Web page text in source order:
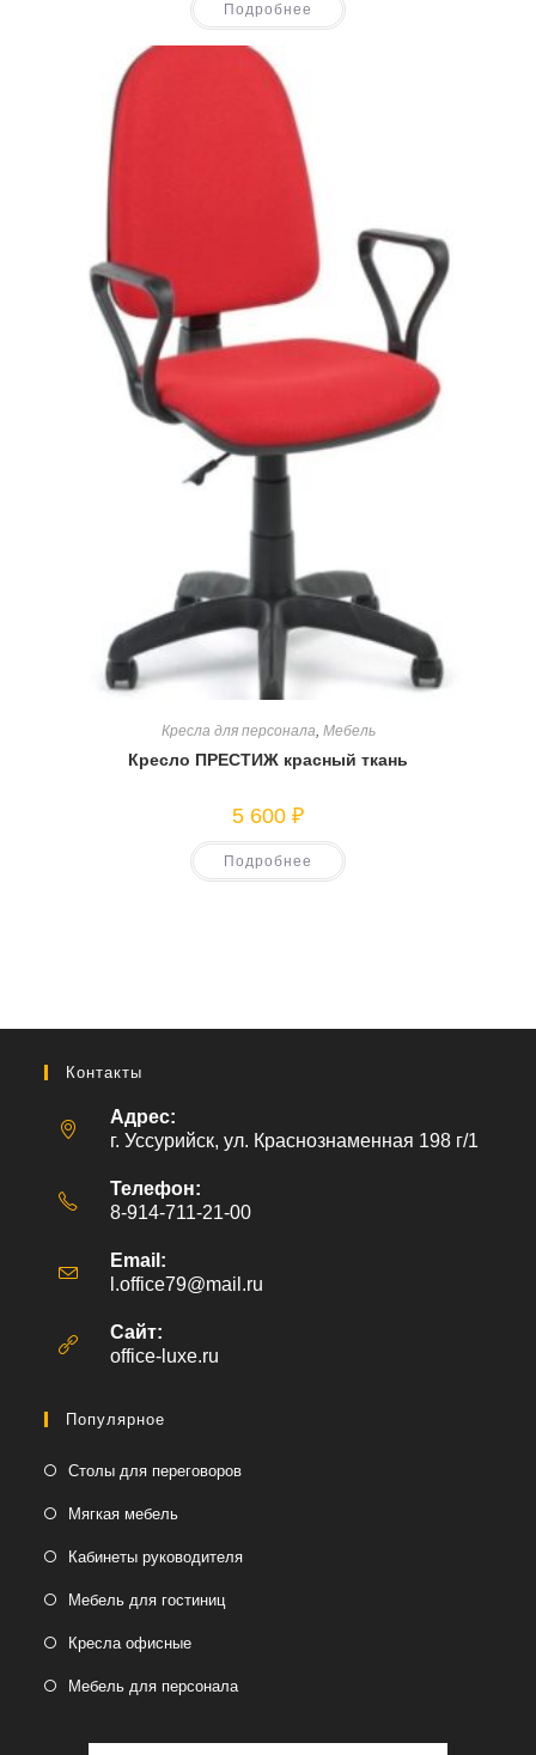
Подробнее
Кресла для персонала, Мебель
Кресло ПРЕСТИЖ красный ткань
5 600 ₽
Подробнее
Контакты
Адрес:
г. Уссурийск, ул. Краснознаменная 198 г/1
Телефон:
8-914-711-21-00
Email:
l.office79@mail.ru
Сайт:
office-luxe.ru
Популярное
Столы для переговоров
Мягкая мебель
Кабинеты руководителя
Мебель для гостиниц
Кресла офисные
Мебель для персонала